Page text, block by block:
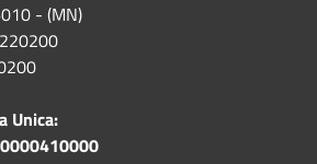
- (MN)
Unica: